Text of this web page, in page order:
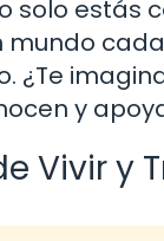
solo estás
mundo
¿Te
y
Vivir y